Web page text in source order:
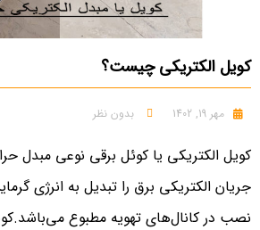
کویل الکتریکی چیست؟
مهر 19, 1402 بدون نظر
کویل الکتریکی یا کوئل برقی نوعی مبدل
جریان الکتریکی برق را تبدیل به انرژی
نصب در کانال‌های تهویه مطبوع